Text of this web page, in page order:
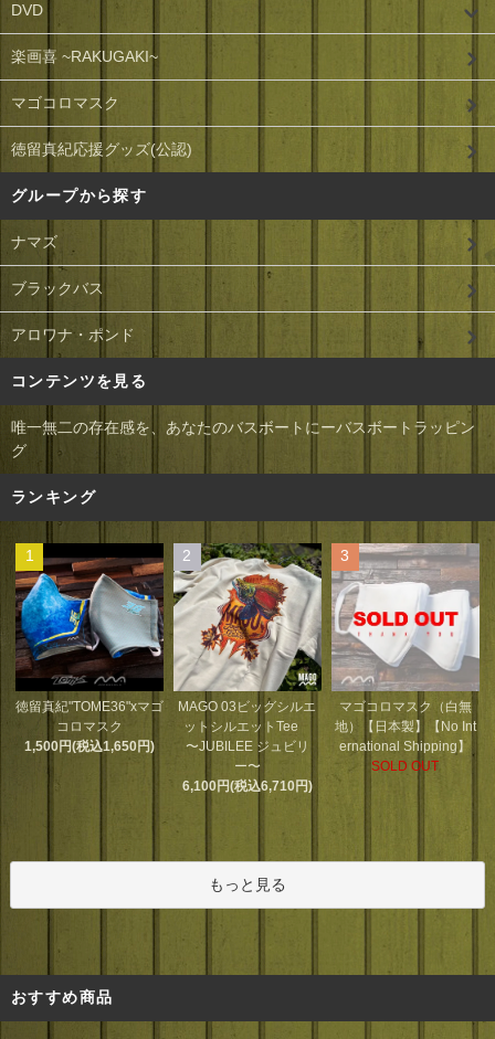
DVD
楽画喜 ~RAKUGAKI~
マゴコロマスク
徳留真紀応援グッズ(公認)
グループから探す
ナマズ
ブラックバス
アロワナ・ポンド
コンテンツを見る
唯一無二の存在感を、あなたのバスボートにーバスボートラッピン
グ
ランキング
1
徳留真紀"TOME36"xマゴ
コロマスク
1,500円(税込1,650円)
2
MAGO 03ビッグシルエ
ットシルエットTee
〜JUBILEE ジュビリ
ー〜
6,100円(税込6,710円)
3
マゴコロマスク（白無
地）【日本製】【No Int
ernational Shipping】
SOLD OUT
もっと見る
おすすめ商品